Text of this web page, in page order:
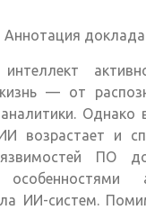
Аннотация доклада
интеллект
— от
Однако
возрастает и
ПО
ИИ-систем.